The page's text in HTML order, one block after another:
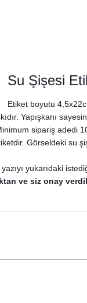
Su Şişesi
Etiket boyutu
Yapışkanı
sipariş adedi
Görseldeki su
yukarıdaki
ve siz onay